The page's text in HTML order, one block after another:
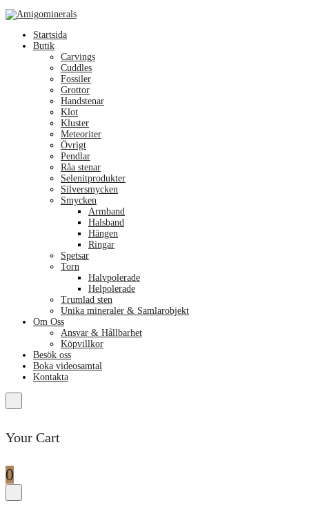
Menu
Startsida
Butik
Carvings
Cuddles
Fossiler
Grottor
Handstenar
Klot
Kluster
Meteoriter
Övrigt
Pendlar
Råa stenar
Selenitprodukter
Silversmycken
Smycken
Armband
Halsband
Hängen
Ringar
Spetsar
Torn
Halvpolerade
Helpolerade
Trumlad sten
Unika mineraler & Samlarobjekt
Om Oss
Ansvar & Hållbarhet
Köpvillkor
Besök oss
Boka videosamtal
Kontakta
Your Cart
0